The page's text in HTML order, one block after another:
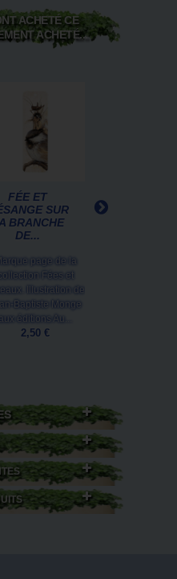
ACHETÉ CE
ACHETÉ...
FÉE ET
SUR
BRANCHE
DE...
page de la
collection Fées et
Illustration de
Baptiste Monge
aux éditions Au...
2,50 €